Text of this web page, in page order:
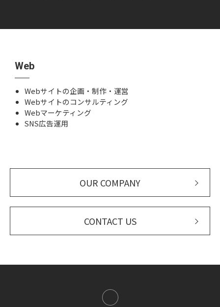
Web
Webサイトの企画・制作・運営
Webサイトのコンサルティング
Webマーケティング
SNS広告運用
OUR COMPANY
CONTACT US